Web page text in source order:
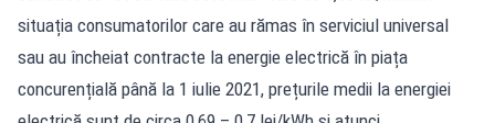
situația consumatorilor care au rămas în serviciul universal
sau au încheiat contracte la energie electrică în piața
concurențială până la 1 iulie 2021, prețurile medii la energiei